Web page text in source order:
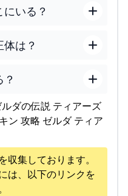
いる？
は？
ダの伝説 ティアーズ
ン 攻略 ゼルダ ティア
集しております。
は、以下のリンクを